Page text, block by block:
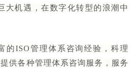
大机遇，在数字化转型的浪潮中
的ISO管理体系咨询经验，科理
供各种管理体系咨询服务，服务